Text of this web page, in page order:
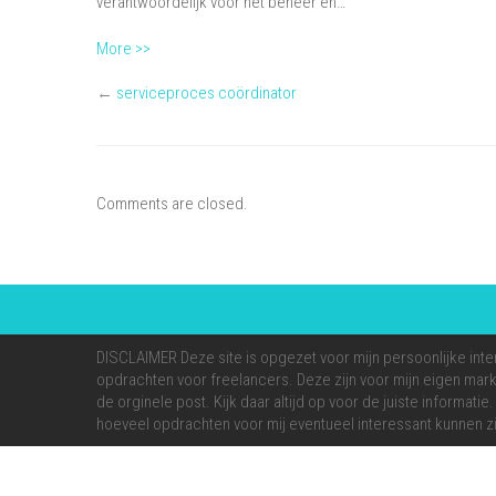
More >>
← serviceproces coördinator
Comments are closed.
DISCLAIMER Deze site is opgezet voor mijn persoonlijke
opdrachten voor freelancers. Deze zijn voor mijn eigen
de orginele post. Kijk daar altijd op voor de juiste
hoeveel opdrachten voor mij eventueel interessant kunnen